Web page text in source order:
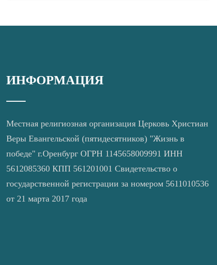
ИНФОРМАЦИЯ
Местная религиозная организация Церковь Христиан
Веры Евангельской (пятидесятников) "Жизнь в
победе" г.Оренбург ОГРН 1145658009991 ИНН
5612085360 КПП 561201001 Свидетельство о
государственной регистрации за номером 5611010536
от 21 марта 2017 года